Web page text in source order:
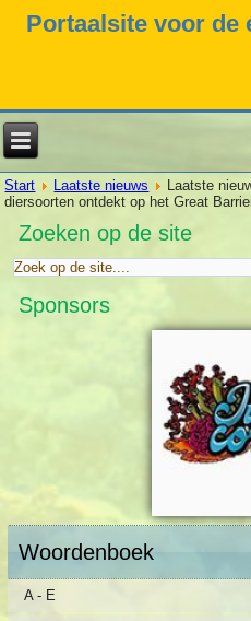
Portaalsite voor de
Start Laatste nieuws Laatste
diersoorten ontdekt op het Great
Zoeken op de site
Sponsors
Woordenboek
A - E